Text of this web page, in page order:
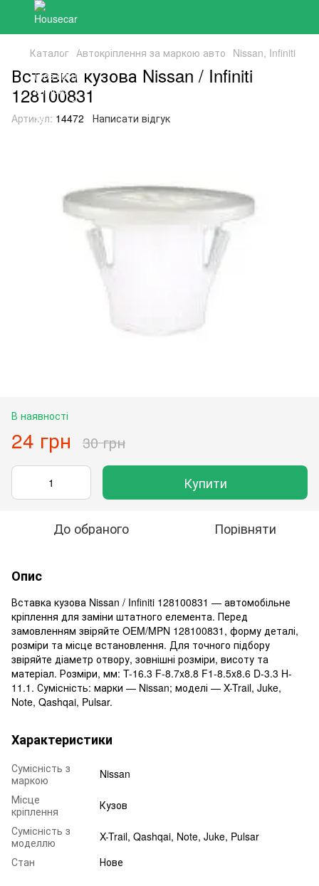
Каталог Автокріплення за маркою авто Nissan, Infiniti
Вставка кузова Nissan / Infiniti
128100831
Артикул: 14472 Написати відгук
В наявності
24 грн 30 грн
Купити
До обраного Порівняти
Опис
Вставка кузова Nissan / Infiniti 128100831 — автомобільне
кріплення для заміни штатного елемента. Перед
замовленням звіряйте OEM/MPN 128100831, форму деталі,
розміри та місце встановлення. Для точного підбору
звіряйте діаметр отвору, зовнішні розміри, висоту та
матеріал. Розміри, мм: T-16.3 F-8.7x8.8 F1-8.5x8.6 D-3.3 H-
11.1. Сумісність: марки — Nissan; моделі — X-Trail, Juke,
Note, Qashqai, Pulsar.
Характеристики
Сумісність з
маркою
Nissan
Місце
кріплення
Кузов
Сумісність з
моделлю
X-Trail, Qashqai, Note, Juke, Pulsar
Стан
Нове